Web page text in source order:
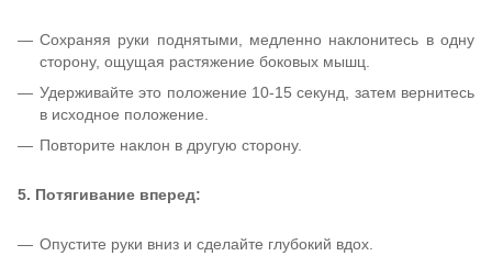
Сохраняя руки поднятыми, медленно наклонитесь в одну
сторону, ощущая растяжение боковых мышц.
Удерживайте это положение 10-15 секунд, затем вернитесь
в исходное положение.
Повторите наклон в другую сторону.
5. Потягивание вперед:
Опустите руки вниз и сделайте глубокий вдох.